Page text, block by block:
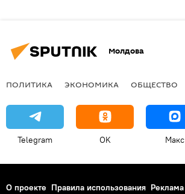
Молдова
ПОЛИТИКА ЭКОНОМИКА ОБЩЕСТВО
Telegram OK Макс
О проекте Правила использования Реклама